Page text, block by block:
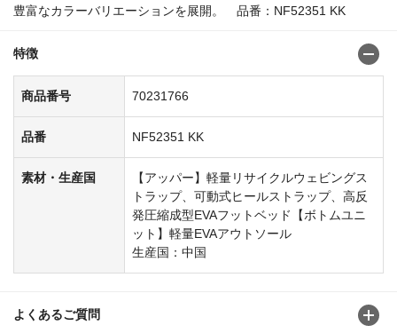
豊富なカラーバリエーションを展開。 品番：NF52351 KK
特徴
商品番号 70231766
品番 NF52351 KK
素材・生産国
【アッパー】軽量リサイクルウェビングス
トラップ、可動式ヒールストラップ、高反
発圧縮成型EVAフットベッド【ボトムユニ
ット】軽量EVAアウトソール
生産国：中国
よくあるご質問